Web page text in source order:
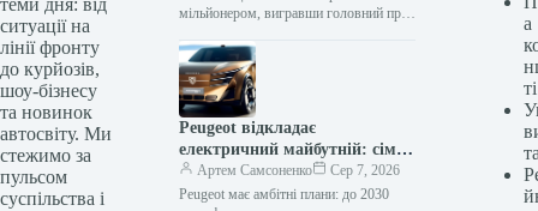
теми дня: від
ситуації на
лінії фронту
до курйозів,
шоу-бізнесу
та новинок
автосвіту. Ми
стежимо за
пульсом
суспільства і
мільйонером, вигравши головний приз
всього за два місяці після…
Peugeot відкладає
електричний майбутній: сім
нових моделей свідчать про це
Артем Самсоненко
Сер 7, 2026
Peugeot має амбітні плани: до 2030
а
ті